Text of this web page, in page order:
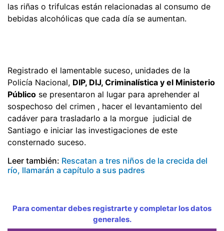
las riñas o trifulcas están relacionadas al consumo de
bebidas alcohólicas que cada día se aumentan.
Registrado el lamentable suceso, unidades de la
Policía Nacional, DIP, DIJ, Criminalística y el Ministerio
Público se presentaron al lugar para aprehender al
sospechoso del crimen , hacer el levantamiento del
cadáver para trasladarlo a la morgue judicial de
Santiago e iniciar las investigaciones de este
consternado suceso.
Leer también: Rescatan a tres niños de la crecida del
río, llamarán a capítulo a sus padres
Para comentar debes registrarte y completar los datos
generales.